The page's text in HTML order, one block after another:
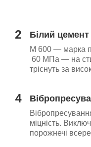
2 Білий
М 600 — марка
60 МПа — на
тріснуть за
4
міцність.
порожнечі